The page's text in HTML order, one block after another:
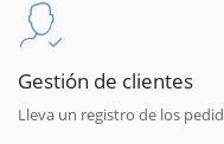
Gestión de clientes
Lleva un registro de los